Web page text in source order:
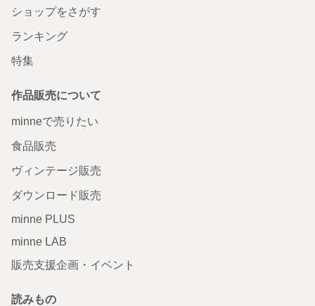
ショップをさがす
ランキング
特集
作品販売について
minneで売りたい
食品販売
ヴィンテージ販売
ダウンロード販売
minne PLUS
minne LAB
販売支援企画・イベント
読みもの